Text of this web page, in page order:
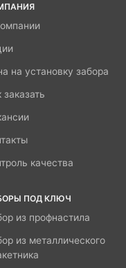
на установку забора
заказать
качества
ПОД КЛЮЧ
из профнастила
из металлического